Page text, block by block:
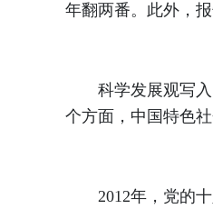
年翻两番。此外，
科学发展观写入
个方面，中国特色
2012年，党的十